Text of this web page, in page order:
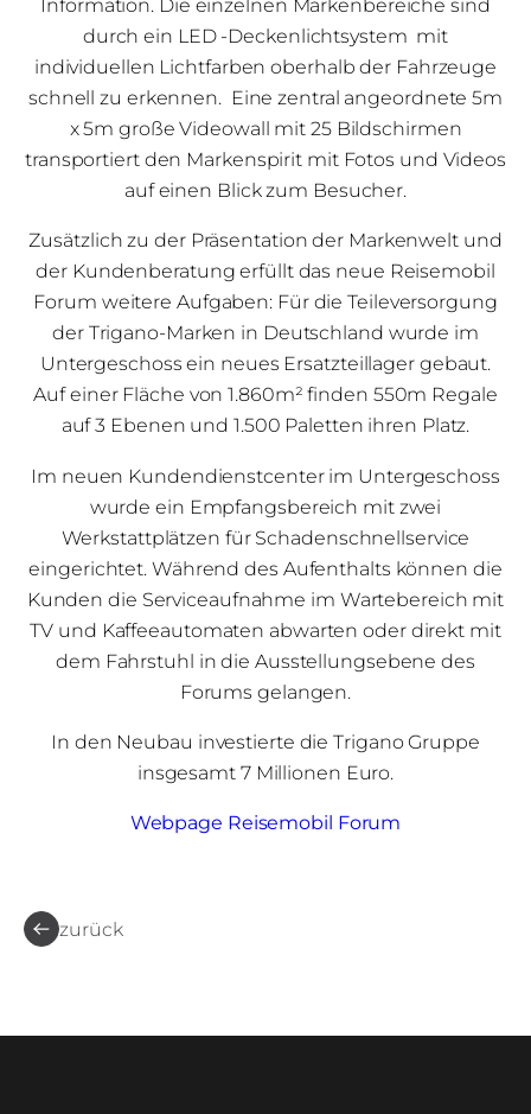
durch ein LED -Deckenlichtsystem mit
individuellen Lichtfarben oberhalb der Fahrzeuge
schnell zu erkennen. Eine zentral angeordnete 5m
x 5m große Videowall mit 25 Bildschirmen
transportiert den Markenspirit mit Fotos und Videos
auf einen Blick zum Besucher.
Zusätzlich zu der Präsentation der Markenwelt und
der Kundenberatung erfüllt das neue Reisemobil
Forum weitere Aufgaben: Für die Teileversorgung
der Trigano-Marken in Deutschland wurde im
Untergeschoss ein neues Ersatzteillager gebaut.
Auf einer Fläche von 1.860m² finden 550m Regale
auf 3 Ebenen und 1.500 Paletten ihren Platz.
Im neuen Kundendienstcenter im Untergeschoss
wurde ein Empfangsbereich mit zwei
Werkstattplätzen für Schadenschnellservice
eingerichtet. Während des Aufenthalts können die
Kunden die Serviceaufnahme im Wartebereich mit
TV und Kaffeeautomaten abwarten oder direkt mit
dem Fahrstuhl in die Ausstellungsebene des
Forums gelangen.
In den Neubau investierte die Trigano Gruppe
insgesamt 7 Millionen Euro.
Webpage Reisemobil Forum
zurück